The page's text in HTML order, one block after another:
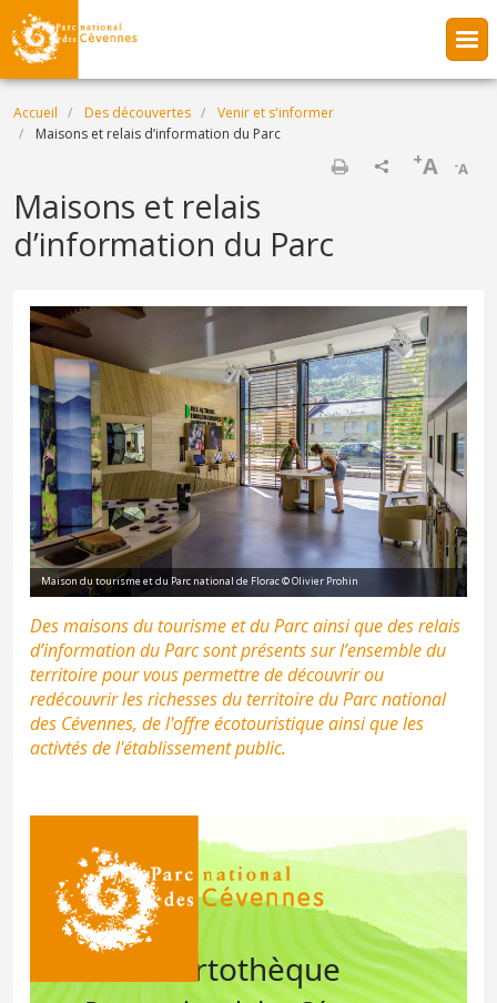
Aller au contenu principal
Fil d'Ariane
Accueil Des découvertes
Venir et s'informer
Maisons et relais d’information du Parc
-A
+A
Maisons et relais
d’information du Parc
Maison du tourisme et du Parc national de Florac © Olivier Prohin
Des maisons du tourisme et du Parc ainsi que des relais
d’information du Parc sont présents sur l’ensemble du
territoire pour vous permettre de découvrir ou
redécouvrir les richesses du territoire du Parc national
des Cévennes, de l'offre écotouristique ainsi que les
activtés de l'établissement public.